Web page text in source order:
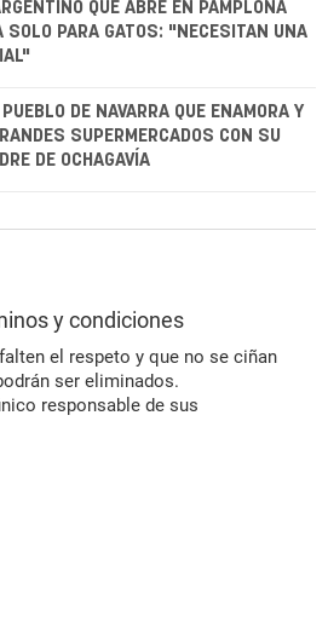
QUE ABRE EN PAMPLONA
SOLO PARA GATOS: "NECESITAN UNA
DE NAVARRA QUE ENAMORA Y
SUPERMERCADOS CON SU
DE OCHAGAVÍA
y condiciones
el respeto y que no se ciñan
ser eliminados.
responsable de sus